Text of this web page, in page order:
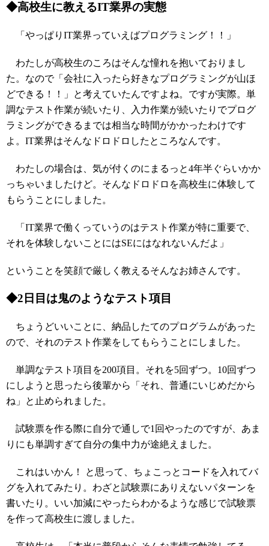
◆高校生に教えるIT業界の実態
「やっぱりIT業界っていえばプログラミング！！」
わたしが高校生のころはそんな憧れを抱いておりまし
た。なので「会社に入ったら好きなプログラミングが山ほ
どできる！！」と考えていたんですよね。ですが実際。単
調なテスト作業が続いたり、入力作業が続いたりでプログ
ラミングができるまでは相当な時間がかかったわけです
よ。IT業界はそんなドロドロしたところなんです。
わたしの場合は、気が付くのにまるっと4年半ぐらいかか
っちゃいましたけど。そんなドロドロを高校生に体験して
もらうことにしました。
「IT業界で働くっていうのはテスト作業が特に重要で、
それを体験しないことにはSEにはなれないんだよ」
ということを笑顔で厳しく教えるそんなお姉さんです。
◆2日目は鬼のようなテスト項目
ちょうどいいことに、納品したてのプログラムがあった
ので、それのテスト作業をしてもらうことにしました。
単調なテスト項目を200項目。それを5回ずつ。10回ずつ
にしようと思ったら後輩から「それ、普通にいじめだから
ね」と止められました。
試験票を作る際に自分で通しで1回やったのですが、あま
りにも単調すぎて自分の集中力が途絶えました。
これはいかん！ と思って、ちょこっとコードを入れてバ
グを入れてみたり。わざと試験票にありえないパターンを
書いたり。いい加減にやったらわかるような感じで試験票
を作って高校生に渡しました。